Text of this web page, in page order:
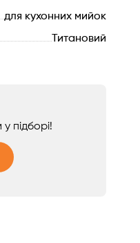
для кухонних мийок
Титановий
підборі!